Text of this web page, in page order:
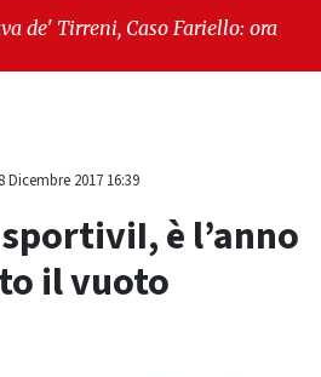
Tirreni, Caso Fariello: ora torniamo
Dicembre 2017 16:39
è l’anno
il vuoto